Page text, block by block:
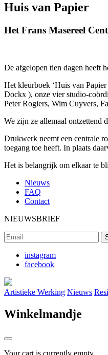
Huis van Papier
Het Frans Masereel
De afgelopen tien dagen heeft
Het kleurboek ‘Huis van
Dockx ), onze vier studio-
Peter Rogiers, Wim Cuyvers,
We zijn ze allemaal ontzettend
Drukwerk neemt een centrale
toegang toe heeft. In plaats
Het is belangrijk om elkaar te
Nieuws
FAQ
Contact
NIEUWSBRIEF
instagram
facebook
Artistieke Werking Nieuws
Winkelmandje
Your cart is currently empty.